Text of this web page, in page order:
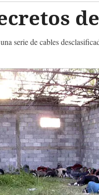
serie de cables